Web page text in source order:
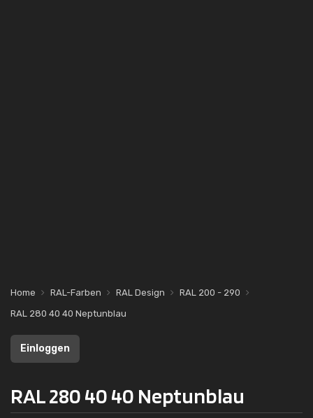
Home RAL-Farben RAL Design
RAL 200 - 290
RAL 280 40 40 Neptunblau
Einloggen
RAL 280 40 40 Neptunblau